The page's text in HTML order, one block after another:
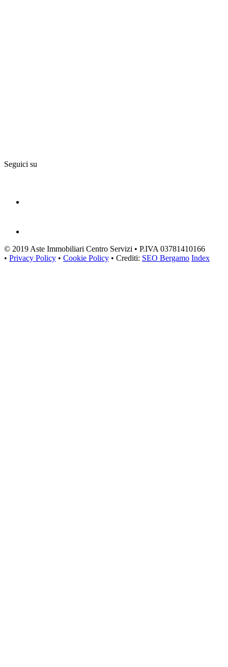
Seguici su
© 2019 Aste Immobiliari Centro Servizi • P.IVA 03781410166
• Privacy Policy • Cookie Policy • Crediti: SEO Bergamo Index